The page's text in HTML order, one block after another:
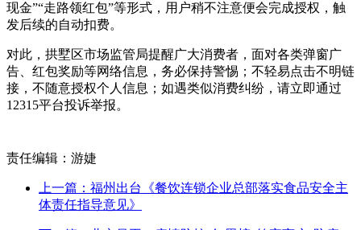
现金”“走路领红包”等形式，用户稍不注意便会完成授权，触
发后续的自动扣费。
对此，拱墅区市场监管局提醒广大消费者，面对各类弹窗广
告、红包奖励等网络信息，务必保持警惕；不轻易点击不明链
接，不随意授权个人信息；如遇类似消费纠纷，请立即通过
12315平台投诉举报。
责任编辑：游婕
上一篇：福州出台《餐饮连锁企业总部落实食品安全主
体责任指导意见》